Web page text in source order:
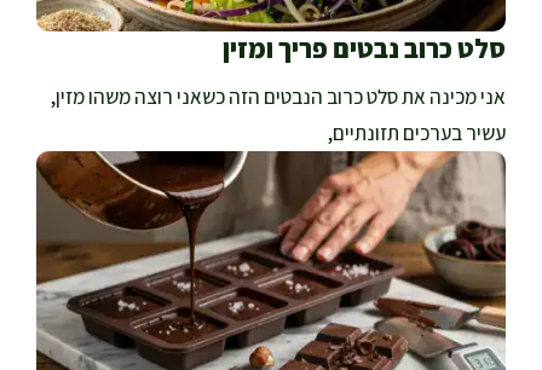
סלט כרוב נבטים פריך ומזין
אני מכינה את סלט כרוב הנבטים הזה כשאני רוצה משהו מזין,
עשיר בערכים תזונתיים,